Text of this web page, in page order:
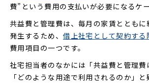
費”という費用の支払いが必要になるケ
共益費と管理費は、毎月の家賃ととも
発生するため、借上社宅として契約する
費用項目の一つです。
社宅担当者のなかには「共益費と管理費
「どのような用途で利用されるのか」